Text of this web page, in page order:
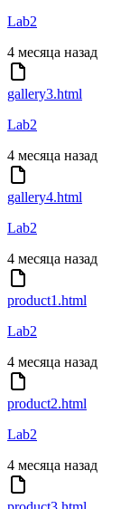
Lab2
4 месяца назад
gallery3.html
Lab2
4 месяца назад
gallery4.html
Lab2
4 месяца назад
product1.html
Lab2
4 месяца назад
product2.html
Lab2
4 месяца назад